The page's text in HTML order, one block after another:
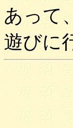
あって
遊びに